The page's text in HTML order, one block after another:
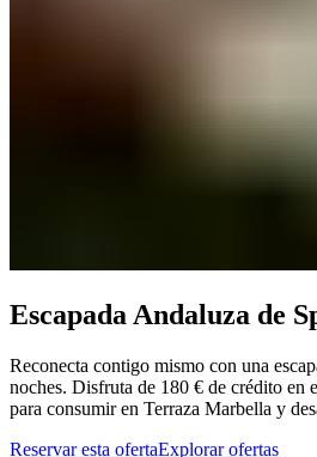
Escapada Andaluza de Spa​​​​‌
Reconecta contigo mismo con una
noches. Disfruta de 180 € de crédito en
para consumir en Terraza Marbella y desayuno diario.​​​​‌
Reservar esta oferta​​​​‌ ‍ ​‍​‍‌‍ ‌ ​‍‌‍‍‌‌‍‌ ‌‍‍‌‌‍ ‍​‍​‍​ ‍‍​‍​‍‌ ​ ‌‍​‌‌‍ ‍‌‍‍‌‌ ‌​‌ ‍‌​‍ ‍‌‍‍‌‌‍ ​‍​‍​‍ ​​‍​‍‌‍‍​‌ ​‍‌‍‌‌‌‍‌‍​‍​‍​ ‍‍​‍​‍‌‍‍​‌ ‌​‌ ‌​‌ ​​‌ ​ ​ ‍‍​‍ ​‍ ‌‍ ​​‍ ‌‌‍​‌‌‍ ‍‌‍‌​​‍ ‌‌ ​‍​‍ ‌‌‍‍​‌‍ ‌ ‌​‌‍‌‌‌‍ ​‌ ​ ​‍ ‌‌ ​ ‌ ‌​‌ ‌‌‌‍‌​‌‍‍‌‌‍ ​‍ ‍‌ ‌‍‌‍‌‌‌ ​‍‌‍​ ‌‍‌‌‌‍ ​​‍ ‍‌‍​‌‌ ​​‌ ​​​‍ ‌‍‍‌‌‍ ‍‌ ‌​‌‍‌‌‌‍ ‍‌ ‌​​‍ ‌‍‌‌‌‍‌​‌‍‍‌‌ ‌​​‍ ‌‍ ‌‌‍ ‌‍‌​‌‍‌‌​ ‌‌ ​​‌ ​‍‌‍‌‌‌ ​ ‌‍‌‌‌‍ ‍‌ ‌​‌‍​‌‌ ‌​‌‍‍‌‌‍ ‌‍ ‍​ ‍ ‌‍‍‌‌‍‌​​ ‌​ ​​‌‍​‍​ ‌ ‌‍‌​​ ​‌‌‍​‌‌‍​‍​ ‌‍​‍ ‌​ ‌ ​ ​‍​ ‍‌​ ​‍​‍ ‌​ ‌​‌‍‌‍‌‍​ ​ ‌​​‍ ‌‌‍​‌‌‍‌​‌‍​‍‌‍​ ​‍ ‌‌‍​‍​ ​​‌‍‌​​ ‌ ‌‍‌‍​ ​‌​ ‌​​ ​ ​ ‍​​ ‌‌​ ​‍‌‍‌‌​ ‍ ‌ ‌​‌ ‍‌‌ ​​‌‍‌‌​ ‌‌‍‍​‌‍ ‌ ‌​‌‍‌‌‌‍ ​‌‌​ ‌‍‍‌‌ ‌​‌‍‌‌‌​‍​‌‍ ‌‍ ‌‌‍‌‌‌‌​​‌‍​‌‌‍‌ ‌‍‌‌​ ‍ ‌ ​​‌‍​‌‌ ‌​‌‍‍​​ ‌‌ ​​‌‍​‌‌‍‌ ‌‍‌‌‌​​‍‌ ‌‌‌‍‍‌‌‍ ​‌‍‌​‌‍‌‌‌ ​‍​‍‌‌​ ‌‌‌​​‍‌‌ ‌‍‍ ‌‍‌‌‌ ‍‌​‍‌‌​ ​ ‌​‌​​‍‌‌​ ​ ‌​‌​​‍‌‌​ ​‍​ ​‍‌‍​ ‌‍‌‌‌‍‌‌‌‍‌‍‌‍​‌​ ​‍‌‍​ ​ ​‍‌‍‌​‌‍​ ​ ​ ‌‍​ ​‍‌‌​ ​‍​ ​‍​‍‌‌​ ‌‌‌​‌​​‍ ‍‌‍‌‌‌‍ ‍‌ ‌​‌ ​‍‌‍‍‌‌‍‌‌‌ ​ ​‍‌‌​ ‌‌‌​​‍‌‌ ‌‍‍ ‌‍‌‌‌ ‍‌​‍‌‌​ ​ ‌​‌​​‍‌‌​ ​ ‌​‌​​‍‌‌​ ​‍​ ​‍‌‍​‌‌‍​‍​ ‍​​ ​​‌‍‌​‌‍‌​​ ​​‌‍​‌‌‍​ ‌‍‌‌​ ​ ​ ‌‌​‍‌‌​ ​‍​ ​‍​‍‌‌​ ‌‌‌​‌​​‍ ‍‌ ​​‌ ​‍‌‍‍‌‌‍ ‌‌‍​‌‌ ​‍‌ ‍‌‌​​ ‌ ‌​‌‍​‌​‍ ‍‌‍ ​‌‍​‌‌‍​‍‌‍‌‌‌‍ ​​ ‌‍​‍‌‍​‌‌ ​ ‌‍‌‌‌‌‌‌‌ ​‍‌‍ ​​ ‌‌‍‍​‌ ‌​‌ ‌​‌ ​​‌ ​ ​‍‌‌​ ​ ‌​​‌​‍‌‌​ ​‍‌​‌‍​‍‌‌​ ​‍‌​‌‍‌‍ ​​‍ ‌‌‍​‌‌‍ ‍‌‍‌​​‍ ‌‌ ​‍​‍ ‌‌‍‍​‌‍ ‌ ‌​‌‍‌‌‌‍ ​‌ ​ ​‍ ‌‌ ​ ‌ ‌​‌ ‌‌‌‍‌​‌‍‍‌‌‍ ​‍ ‍‌ ‌‍‌‍‌‌‌ ​‍‌‍​ ‌‍‌‌‌‍ ​​‍ ‍‌‍​‌‌ ​​‌ ​​​‍‌‍‌‍‍‌‌‍‌​​ ‌​ ​​‌‍​‍​ ‌ ‌‍‌​​ ​‌‌‍​‌‌‍​‍​ ‌‍​‍ ‌​ ‌ ​ ​‍​ ‍‌​ ​‍​‍ ‌​ ‌​‌‍‌‍‌‍​ ​ ‌​​‍ ‌‌‍​‌‌‍‌​‌‍​‍‌‍​ ​‍ ‌‌‍​‍​ ​​‌‍‌​​ ‌ ‌‍‌‍​ ​‌​ ‌​​ ​ ​ ‍​​ ‌‌​ ​‍‌‍‌‌​‍‌‍‌ ‌​‌ ‍‌‌ ​​‌‍‌‌​ ‌‌‍‍​‌‍ ‌ ‌​‌‍‌‌‌‍ ​‌‌​ ‌‍‍‌‌ ‌​‌‍‌‌‌​‍​‌‍ ‌‍ ‌‌‍‌‌‌‌​​‌‍​‌‌‍‌ ‌‍‌‌​‍‌‍‌ ​​‌‍​‌‌ ‌​‌‍‍​​ ‌‌ ​​‌‍​‌‌‍‌ ‌‍‌‌‌​​‍‌ ‌‌‌‍‍‌‌‍ ​‌‍‌​‌‍‌‌‌ ​‍​‍‌‌​ ‌‌‌​​‍‌‌ ‌‍‍ ‌‍‌‌‌ ‍‌​‍‌‌​ ​ ‌​‌​​‍‌‌​ ​ ‌​‌​​‍‌‌​ ​‍​ ​‍‌‍​ ‌‍‌‌‌‍‌‌‌‍‌‍‌‍​‌​ ​‍‌‍​ ​ ​‍‌‍‌​‌‍​ ​ ​ ‌‍​ ​‍‌‌​ ​‍​ ​‍​‍‌‌​ ‌‌‌​‌​​‍ ‍‌‍‌‌‌‍ ‍‌ ‌​‌ ​‍‌‍‍‌‌‍‌‌‌ ​ ​‍‌‌​ ‌‌‌​​‍‌‌ ‌‍‍ ‌‍‌‌‌ ‍‌​‍‌‌​ ​ ‌​‌​​‍‌‌​ ​ ‌​‌​​‍‌‌​ ​‍​ ​‍‌‍​‌‌‍​‍​ ‍​​ ​​‌‍‌​‌‍‌​​ ​​‌‍​‌‌‍​ ‌‍‌‌​ ​ ​ ‌‌​‍‌‌​ ​‍​ ​‍​‍‌‌​ ‌‌‌​‌​​‍ ‍‌ ​​‌ ​‍‌‍‍‌‌‍ ‌‌‍​‌‌ ​‍‌ ‍‌‌​​ ‌ ‌​‌‍​‌​‍ ‍‌‍ ​‌‍​‌‌‍​‍‌‍‌‌‌‍ ​​‍‌‍‌ ​​‌‍‌‌‌ ​‍‌ ​ ‌ ​​‌‍‌‌‌‍​ ‌ ‌​‌‍‍‌‌ ‌‍‌‍‌‌​ ‌‌ ​​‌ ‌‌‌‍​‍‌‍ ​‌‍‍‌‌ ​ ‌‍‍​‌‍‌‌‌‍‌​​‍​‍‌ ‌Explorar ofertas​​​​‌ ‍ ​‍​‍‌‍ ‌ ​‍‌‍‍‌‌‍‌ ‌‍‍‌‌‍ ‍​‍​‍​ ‍‍​‍​‍‌ ​ ‌‍​‌‌‍ ‍‌‍‍‌‌ ‌​‌ ‍‌​‍ ‍‌‍‍‌‌‍ ​‍​‍​‍ ​​‍​‍‌‍‍​‌ ​‍‌‍‌‌‌‍‌‍​‍​‍​ ‍‍​‍​‍‌‍‍​‌ ‌​‌ ‌​‌ ​​‌ ​ ​ ‍‍​‍ ​‍ ‌‍ ​​‍ ‌‌‍​‌‌‍ ‍‌‍‌​​‍ ‌‌ ​‍​‍ ‌‌‍‍​‌‍ ‌ ‌​‌‍‌‌‌‍ ​‌ ​ ​‍ ‌‌ ​ ‌ ‌​‌ ‌‌‌‍‌​‌‍‍‌‌‍ ​‍ ‍‌ ‌‍‌‍‌‌‌ ​‍‌‍​ ‌‍‌‌‌‍ ​​‍ ‍‌‍​‌‌ ​​‌ ​​​‍ ‌‍‍‌‌‍ ‍‌ ‌​‌‍‌‌‌‍ ‍‌ ‌​​‍ ‌‍‌‌‌‍‌​‌‍‍‌‌ ‌​​‍ ‌‍ ‌‌‍ ‌‍‌​‌‍‌‌​ ‌‌ ​​‌ ​‍‌‍‌‌‌ ​ ‌‍‌‌‌‍ ‍‌ ‌​‌‍​‌‌ ‌​‌‍‍‌‌‍ ‌‍ ‍​ ‍ ‌‍‍‌‌‍‌​​ ‌​ ​​‌‍​‍​ ‌ ‌‍‌​​ ​‌‌‍​‌‌‍​‍​ ‌‍​‍ ‌​ ‌ ​ ​‍​ ‍‌​ ​‍​‍ ‌​ ‌​‌‍‌‍‌‍​ ​ ‌​​‍ ‌‌‍​‌‌‍‌​‌‍​‍‌‍​ ​‍ ‌‌‍​‍​ ​​‌‍‌​​ ‌ ‌‍‌‍​ ​‌​ ‌​​ ​ ​ ‍​​ ‌‌​ ​‍‌‍‌‌​ ‍ ‌ ‌​‌ ‍‌‌ ​​‌‍‌‌​ ‌‌‍‍​‌‍ ‌ ‌​‌‍‌‌‌‍ ​‌‌​ ‌‍‍‌‌ ‌​‌‍‌‌‌​‍​‌‍ ‌‍ ‌‌‍‌‌‌‌​​‌‍​‌‌‍‌ ‌‍‌‌​ ‍ ‌ ​​‌‍​‌‌ ‌​‌‍‍​​ ‌‌ ​​‌‍​‌‌‍‌ ‌‍‌‌‌​​‍‌ ‌‌‌‍‍‌‌‍ ​‌‍‌​‌‍‌‌‌ ​‍​‍‌‌​ ‌‌‌​​‍‌‌ ‌‍‍ ‌‍‌‌‌ ‍‌​‍‌‌​ ​ ‌​‌​​‍‌‌​ ​ ‌​‌​​‍‌‌​ ​‍​ ​‍‌‍​ ‌‍‌‌‌‍‌‌‌‍‌‍‌‍​‌​ ​‍‌‍​ ​ ​‍‌‍‌​‌‍​ ​ ​ ‌‍​ ​‍‌‌​ ​‍​ ​‍​‍‌‌​ ‌‌‌​‌​​‍ ‍‌‍‌‌‌‍ ‍‌ ‌​‌ ​‍‌‍‍‌‌‍‌‌‌ ​ ​‍‌‌​ ‌‌‌​​‍‌‌ ‌‍‍ ‌‍‌‌‌ ‍‌​‍‌‌​ ​ ‌​‌​​‍‌‌​ ​ ‌​‌​​‍‌‌​ ​‍​ ​‍‌‍​‌‌‍​‍​ ‍​​ ​​‌‍‌​‌‍‌​​ ​​‌‍​‌‌‍​ ‌‍‌‌​ ​ ​ ‌‌​‍‌‌​ ​‍​ ​‍​‍‌‌​ ‌‌‌​‌​​‍ ‍‌ ​ ‌‍‌‌‌‍​ ‌‍ ‌‍ ‍‌‍‌​‌‍​‌‌ ​‍‌ ‍‌‌​​ ‌ ‌​‌‍​‌​‍ ‍‌‍ ​‌‍​‌‌‍​‍‌‍‌‌‌‍ ​​ ‌‍​‍‌‍​‌‌ ​ ‌‍‌‌‌‌‌‌‌ ​‍‌‍ ​​ ‌‌‍‍​‌ ‌​‌ ‌​‌ ​​‌ ​ ​‍‌‌​ ​ ‌​​‌​‍‌‌​ ​‍‌​‌‍​‍‌‌​ ​‍‌​‌‍‌‍ ​​‍ ‌‌‍​‌‌‍ ‍‌‍‌​​‍ ‌‌ ​‍​‍ ‌‌‍‍​‌‍ ‌ ‌​‌‍‌‌‌‍ ​‌ ​ ​‍ ‌‌ ​ ‌ ‌​‌ ‌‌‌‍‌​‌‍‍‌‌‍ ​‍ ‍‌ ‌‍‌‍‌‌‌ ​‍‌‍​ ‌‍‌‌‌‍ ​​‍ ‍‌‍​‌‌ ​​‌ ​​​‍‌‍‌‍‍‌‌‍‌​​ ‌​ ​​‌‍​‍​ ‌ ‌‍‌​​ ​‌‌‍​‌‌‍​‍​ ‌‍​‍ ‌​ ‌ ​ ​‍​ ‍‌​ ​‍​‍ ‌​ ‌​‌‍‌‍‌‍​ ​ ‌​​‍ ‌‌‍​‌‌‍‌​‌‍​‍‌‍​ ​‍ ‌‌‍​‍​ ​​‌‍‌​​ ‌ ‌‍‌‍​ ​‌​ ‌​​ ​ ​ ‍​​ ‌‌​ ​‍‌‍‌‌​‍‌‍‌ ‌​‌ ‍‌‌ ​​‌‍‌‌​ ‌‌‍‍​‌‍ ‌ ‌​‌‍‌‌‌‍ ​‌‌​ ‌‍‍‌‌ ‌​‌‍‌‌‌​‍​‌‍ ‌‍ ‌‌‍‌‌‌‌​​‌‍​‌‌‍‌ ‌‍‌‌​‍‌‍‌ ​​‌‍​‌‌ ‌​‌‍‍​​ ‌‌ ​​‌‍​‌‌‍‌ ‌‍‌‌‌​​‍‌ ‌‌‌‍‍‌‌‍ ​‌‍‌​‌‍‌‌‌ ​‍​‍‌‌​ ‌‌‌​​‍‌‌ ‌‍‍ ‌‍‌‌‌ ‍‌​‍‌‌​ ​ ‌​‌​​‍‌‌​ ​ ‌​‌​​‍‌‌​ ​‍​ ​‍‌‍​ ‌‍‌‌‌‍‌‌‌‍‌‍‌‍​‌​ ​‍‌‍​ ​ ​‍‌‍‌​‌‍​ ​ ​ ‌‍​ ​‍‌‌​ ​‍​ ​‍​‍‌‌​ ‌‌‌​‌​​‍ ‍‌‍‌‌‌‍ ‍‌ ‌​‌ ​‍‌‍‍‌‌‍‌‌‌ ​ ​‍‌‌​ ‌‌‌​​‍‌‌ ‌‍‍ ‌‍‌‌‌ ‍‌​‍‌‌​ ​ ‌​‌​​‍‌‌​ ​ ‌​‌​​‍‌‌​ ​‍​ ​‍‌‍​‌‌‍​‍​ ‍​​ ​​‌‍‌​‌‍‌​​ ​​‌‍​‌‌‍​ ‌‍‌‌​ ​ ​ ‌‌​‍‌‌​ ​‍​ ​‍​‍‌‌​ ‌‌‌​‌​​‍ ‍‌ ​ ‌‍‌‌‌‍​ ‌‍ ‌‍ ‍‌‍‌​‌‍​‌‌ ​‍‌ ‍‌‌​​ ‌ ‌​‌‍​‌​‍ ‍‌‍ ​‌‍​‌‌‍​‍‌‍‌‌‌‍ ​​‍‌‍‌ ​​‌‍‌‌‌ ​‍‌ ​ ‌ ​​‌‍‌‌‌‍​ ‌ ‌​‌‍‍‌‌ ‌‍‌‍‌‌​ ‌‌ ​​‌ ‌‌‌‍​‍‌‍ ​‌‍‍‌‌ ​ ‌‍‍​‌‍‌‌‌‍‌​​‍​‍‌ ‌